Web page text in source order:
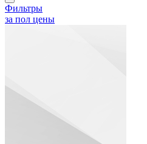
Фильтры
за пол цены